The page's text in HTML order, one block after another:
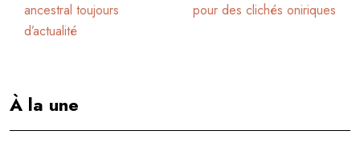
ancestral toujours
d’actualité
pour des clichés oniriques
À la une